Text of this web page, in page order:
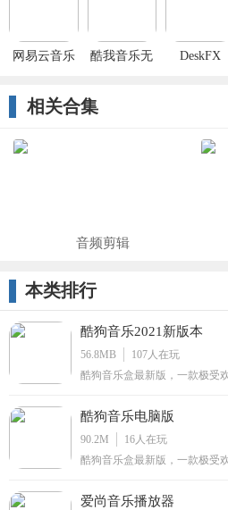
网易云音乐
酷我音乐无
DeskFX
相关合集
音频剪辑
本类排行
酷狗音乐2021新版本
56.8MB 107 人在玩
酷狗音乐盒最新版，一款极受
音乐，是你必备的听歌助手！
酷狗音乐电脑版
90.2M 16 人在玩
酷狗音乐盒最新版，一款极受
音乐，是你必备的听歌助手！
爱尚音乐播放器